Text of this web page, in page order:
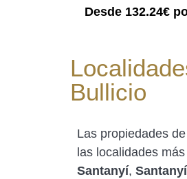
Desde 132.24€
Bullicio
Las propiedades de
las localidades
Santanyí, Santanyí